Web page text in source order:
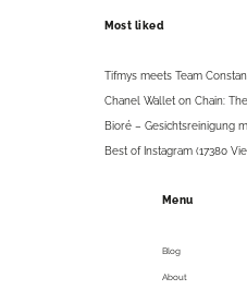
Most liked
Tifmys meets Team
Chanel Wallet on Chain:
Bioré – Gesichtsreinigung
Best of Instagram (17380
Menu
Blog
About